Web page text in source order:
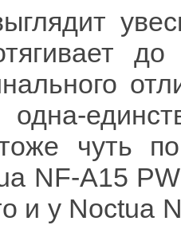
чуть
NF-A15
и у Noctua